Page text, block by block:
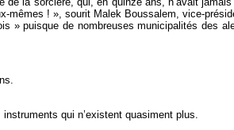
! », sourit Malek Boussalem, vice-
puisque de nombreuses municipalités des
qui n’existent quasiment plus.